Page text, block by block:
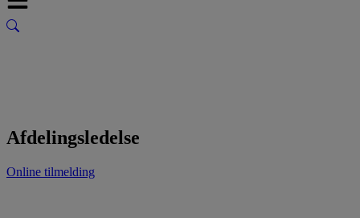
Afdelingsledelse
Online tilmelding